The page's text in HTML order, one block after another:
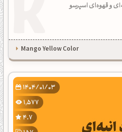
و قهوه‌ای اسپرسو
Mango Yellow Color
1404/01/03
1,577
4.7